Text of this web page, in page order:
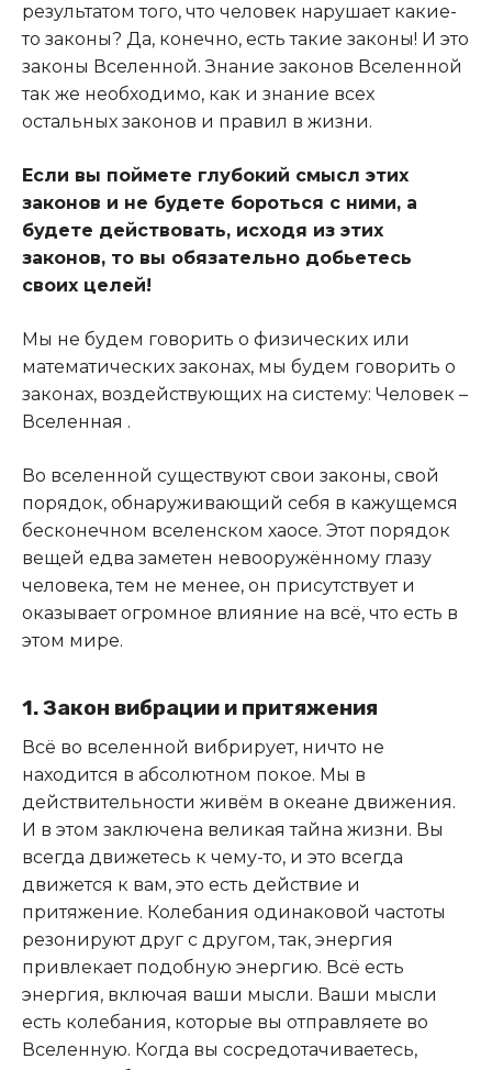
результатом того, что человек нарушает какие-
то законы? Да, конечно, есть такие законы! И это
законы Вселенной. Знание законов Вселенной
так же необходимо, как и знание всех
остальных законов и правил в жизни.
Если вы поймете глубокий смысл этих
законов и не будете бороться с ними, а
будете действовать, исходя из этих
законов, то вы обязательно добьетесь
своих целей!
Мы не будем говорить о физических или
математических законах, мы будем говорить о
законах, воздействующих на систему: Человек –
Вселенная .
Во вселенной существуют свои законы, свой
порядок, обнаруживающий себя в кажущемся
бесконечном вселенском хаосе. Этот порядок
вещей едва заметен невооружённому глазу
человека, тем не менее, он присутствует и
оказывает огромное влияние на всё, что есть в
этом мире.
1. Закон вибрации и притяжения
Всё во вселенной вибрирует, ничто не
находится в абсолютном покое. Мы в
действительности живём в океане движения.
И в этом заключена великая тайна жизни. Вы
всегда движетесь к чему-то, и это всегда
движется к вам, это есть действие и
притяжение. Колебания одинаковой частоты
резонируют друг с другом, так, энергия
привлекает подобную энергию. Всё есть
энергия, включая ваши мысли. Ваши мысли
есть колебания, которые вы отправляете во
Вселенную. Когда вы сосредотачиваетесь,